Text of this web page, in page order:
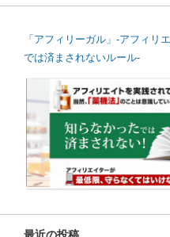
「アフィリーガル」-アフィリ
では済まされないルール-